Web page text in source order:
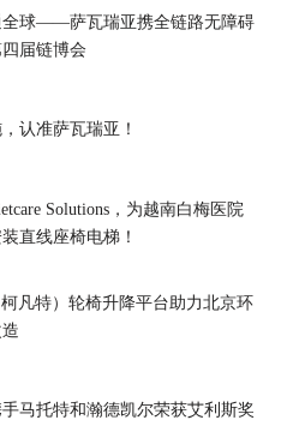
全球——萨瓦瑞亚携全链路无障碍
届链博会
认准萨瓦瑞亚！
Solutions，为越南白梅医院
直线座椅电梯！
凡特）轮椅升降平台助力北京环
马托特和瀚德凯尔荣获艾利斯奖